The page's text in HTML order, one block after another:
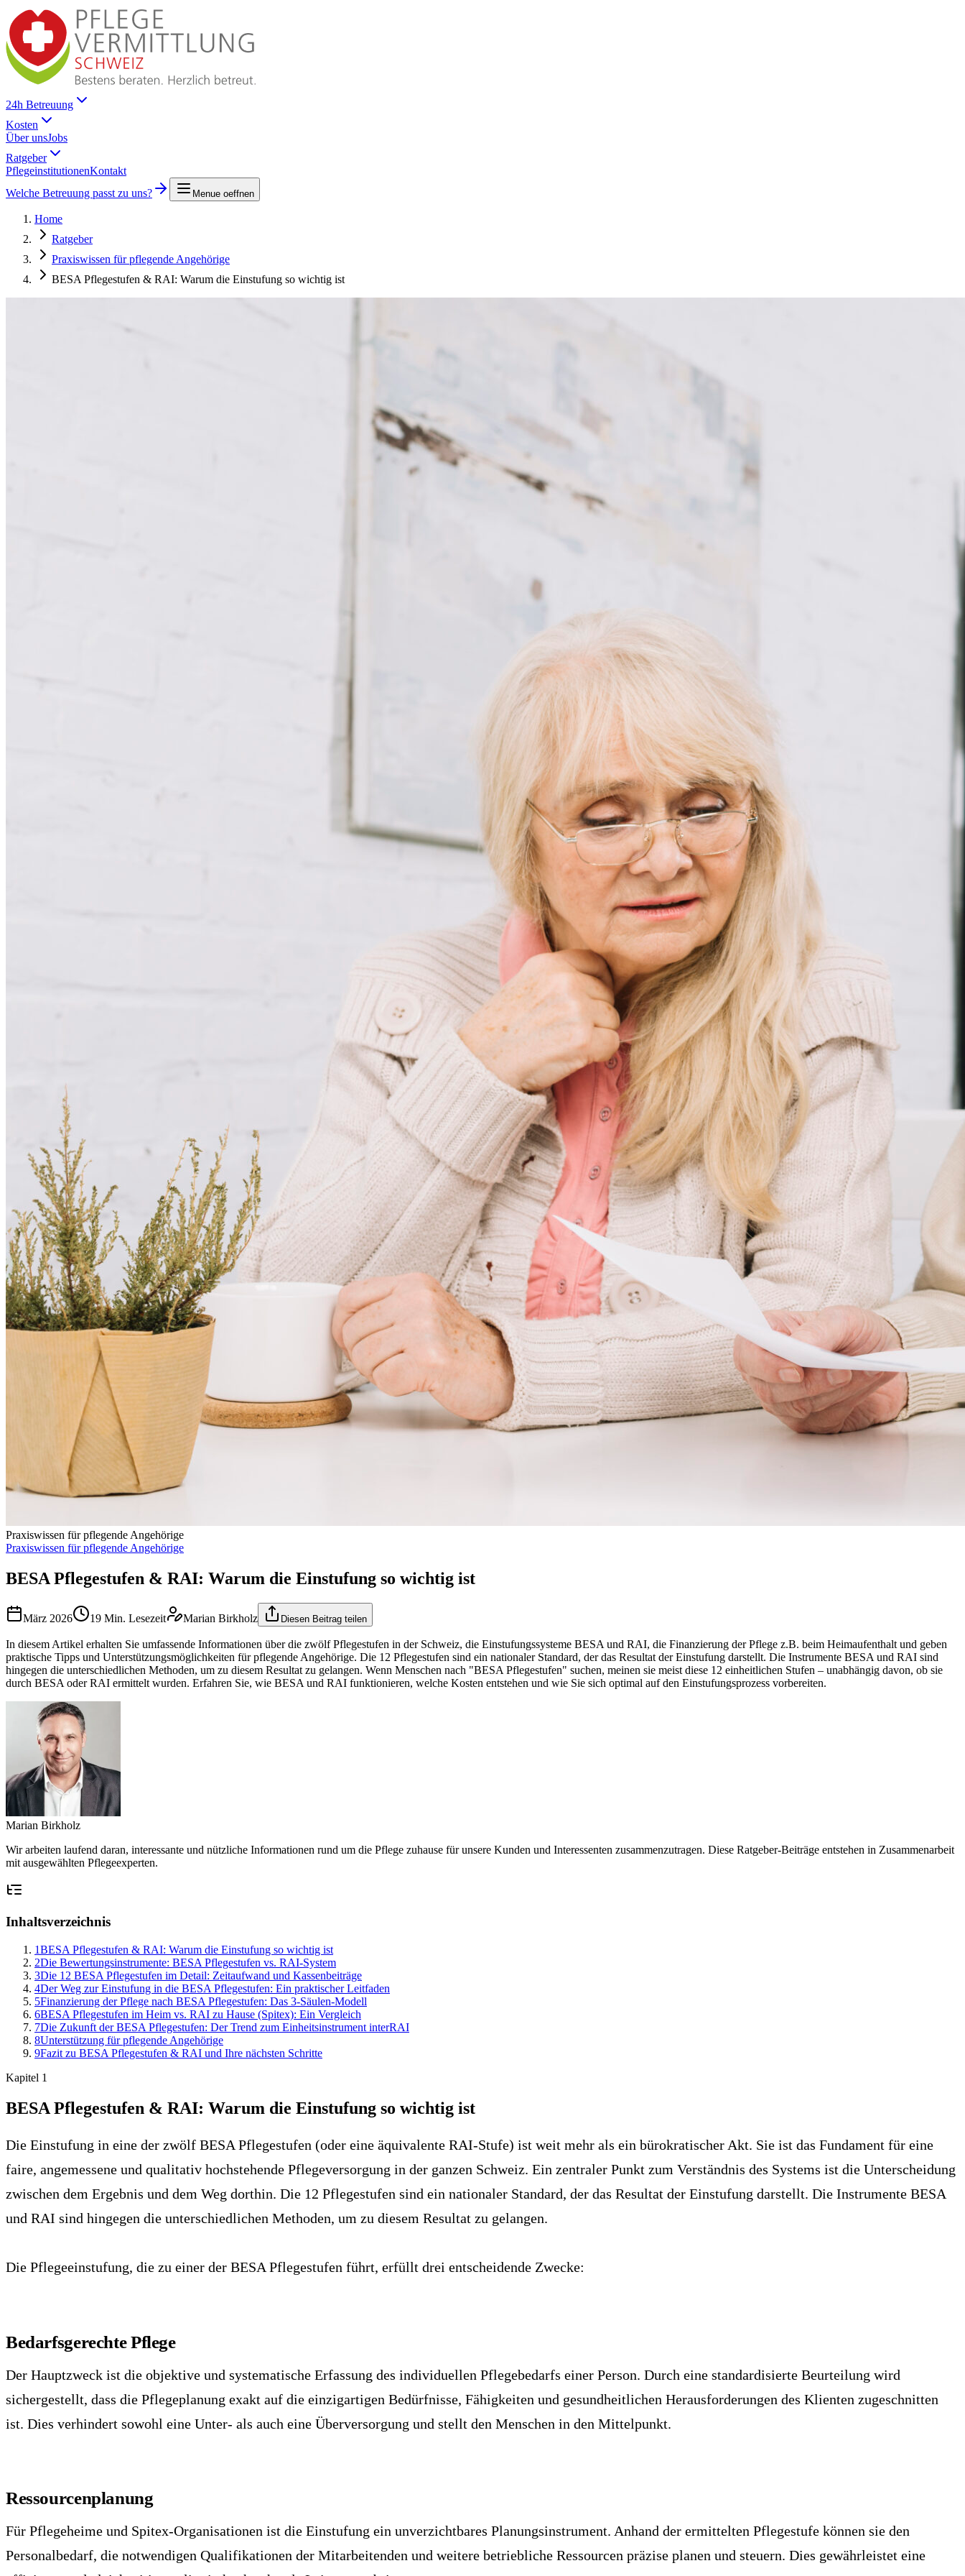
24h Betreuung
Kosten
Über unsJobs
Ratgeber
PflegeinstitutionenKontakt
Welche Betreuung passt zu uns?
Menue oeffnen
Home
Ratgeber
Praxiswissen für pflegende Angehörige
BESA Pflegestufen & RAI: Warum die Einstufung so wichtig ist
Praxiswissen für pflegende Angehörige
Praxiswissen für pflegende Angehörige
BESA Pflegestufen & RAI: Warum die Einstufung so wichtig ist
März 2026 19 Min. Lesezeit Marian Birkholz Diesen Beitrag teilen
In diesem Artikel erhalten Sie umfassende Informationen über die zwölf Pflegestufen in der Schweiz, die Einstufungssysteme BESA und RAI, die Finanzierung der Pflege z.B. beim Heimaufenthalt und geben
praktische Tipps und Unterstützungsmöglichkeiten für pflegende Angehörige. Die 12 Pflegestufen sind ein nationaler Standard, der das Resultat der Einstufung darstellt. Die Instrumente BESA und RAI sind
hingegen die unterschiedlichen Methoden, um zu diesem Resultat zu gelangen. Wenn Menschen nach "BESA Pflegestufen" suchen, meinen sie meist diese 12 einheitlichen Stufen – unabhängig davon, ob sie
durch BESA oder RAI ermittelt wurden. Erfahren Sie, wie BESA und RAI funktionieren, welche Kosten entstehen und wie Sie sich optimal auf den Einstufungsprozess vorbereiten.
Marian Birkholz
Wir arbeiten laufend daran, interessante und nützliche Informationen rund um die Pflege zuhause für unsere Kunden und Interessenten zusammenzutragen. Diese Ratgeber-Beiträge entstehen in Zusammenarbeit
mit ausgewählten Pflegeexperten.
Inhaltsverzeichnis
1BESA Pflegestufen & RAI: Warum die Einstufung so wichtig ist
2Die Bewertungsinstrumente: BESA Pflegestufen vs. RAI-System
3Die 12 BESA Pflegestufen im Detail: Zeitaufwand und Kassenbeiträge
4Der Weg zur Einstufung in die BESA Pflegestufen: Ein praktischer Leitfaden
5Finanzierung der Pflege nach BESA Pflegestufen: Das 3-Säulen-Modell
6BESA Pflegestufen im Heim vs. RAI zu Hause (Spitex): Ein Vergleich
7Die Zukunft der BESA Pflegestufen: Der Trend zum Einheitsinstrument interRAI
8Unterstützung für pflegende Angehörige
9Fazit zu BESA Pflegestufen & RAI und Ihre nächsten Schritte
Kapitel 1
BESA Pflegestufen & RAI: Warum die Einstufung so wichtig ist
Die Einstufung in eine der zwölf BESA Pflegestufen (oder eine äquivalente RAI-Stufe) ist weit mehr als ein bürokratischer Akt. Sie ist das Fundament für eine
faire, angemessene und qualitativ hochstehende Pflegeversorgung in der ganzen Schweiz. Ein zentraler Punkt zum Verständnis des Systems ist die Unterscheidung
zwischen dem Ergebnis und dem Weg dorthin. Die 12 Pflegestufen sind ein nationaler Standard, der das Resultat der Einstufung darstellt. Die Instrumente BESA
und RAI sind hingegen die unterschiedlichen Methoden, um zu diesem Resultat zu gelangen.
Die Pflegeeinstufung, die zu einer der BESA Pflegestufen führt, erfüllt drei entscheidende Zwecke:
Bedarfsgerechte Pflege
Der Hauptzweck ist die objektive und systematische Erfassung des individuellen Pflegebedarfs einer Person. Durch eine standardisierte Beurteilung wird
sichergestellt, dass die Pflegeplanung exakt auf die einzigartigen Bedürfnisse, Fähigkeiten und gesundheitlichen Herausforderungen des Klienten zugeschnitten
ist. Dies verhindert sowohl eine Unter- als auch eine Überversorgung und stellt den Menschen in den Mittelpunkt.
Ressourcenplanung
Für Pflegeheime und Spitex-Organisationen ist die Einstufung ein unverzichtbares Planungsinstrument. Anhand der ermittelten Pflegestufe können sie den
Personalbedarf, die notwendigen Qualifikationen der Mitarbeitenden und weitere betriebliche Ressourcen präzise planen und steuern. Dies gewährleistet eine